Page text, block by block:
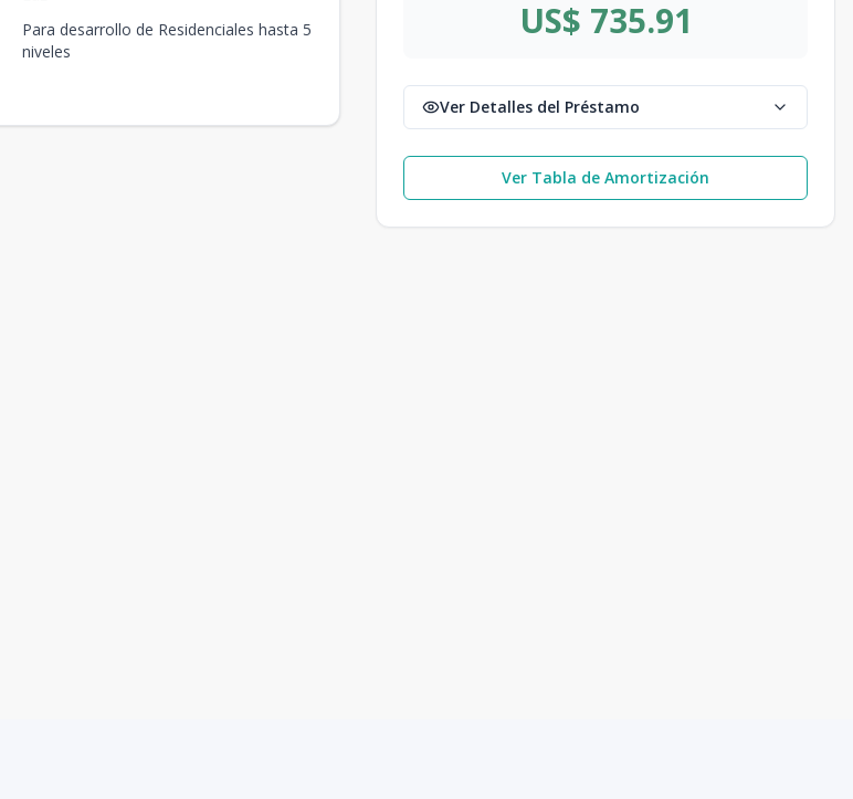
Para desarrollo de Residenciales hasta 5
niveles
US$ 735.91
Ver Detalles del Préstamo
Ver Tabla de Amortización